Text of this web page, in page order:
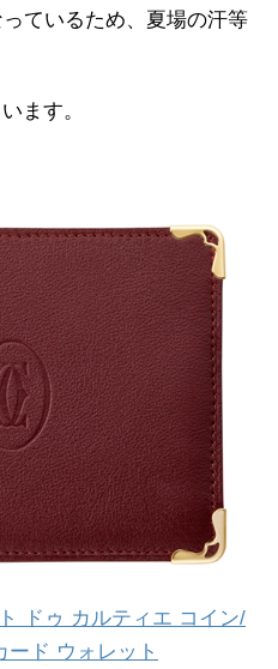
ているため、夏場の汗等
ます。
ドゥ カルティエ コイン/
ド ウォレット